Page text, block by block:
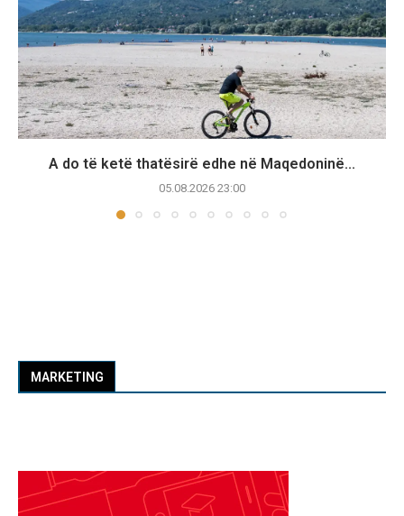
A do të ketë thatësirë edhe në Maqedoninë...
05.08.2026 23:00
MARKETING